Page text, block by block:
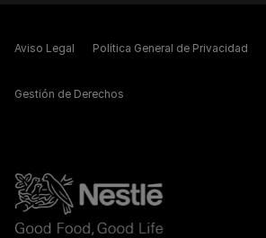
Aviso Legal Política General de Privacidad
Gestión de Derechos